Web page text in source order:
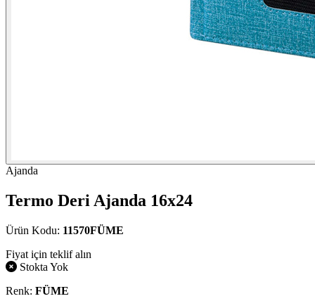
Ajanda
Termo Deri Ajanda 16x24
Ürün Kodu: 11570FÜME
Fiyat için teklif alın
Stokta Yok
Renk: FÜME